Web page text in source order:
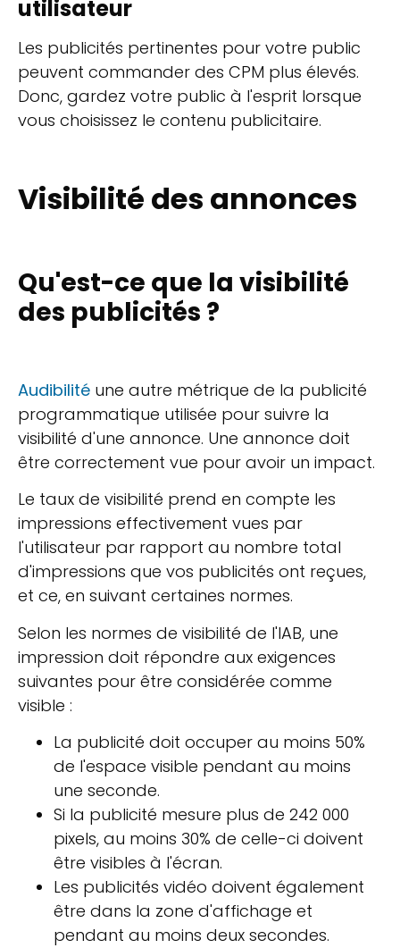
utilisateur
Les publicités pertinentes pour votre public
peuvent commander des CPM plus élevés.
Donc, gardez votre public à l'esprit lorsque
vous choisissez le contenu publicitaire.
Visibilité des annonces
Qu'est-ce que la visibilité
des publicités ?
Audibilité une autre métrique de la publicité
programmatique utilisée pour suivre la
visibilité d'une annonce. Une annonce doit
être correctement vue pour avoir un impact.
Le taux de visibilité prend en compte les
impressions effectivement vues par
l'utilisateur par rapport au nombre total
d'impressions que vos publicités ont reçues,
et ce, en suivant certaines normes.
Selon les normes de visibilité de l'IAB, une
impression doit répondre aux exigences
suivantes pour être considérée comme
visible :
La publicité doit occuper au moins 50%
de l'espace visible pendant au moins
une seconde.
Si la publicité mesure plus de 242 000
pixels, au moins 30% de celle-ci doivent
être visibles à l'écran.
Les publicités vidéo doivent également
être dans la zone d'affichage et
pendant au moins deux secondes.